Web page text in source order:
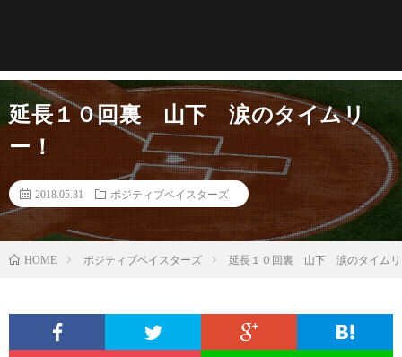
延長１０回裏 山下 涙のタイムリ
ー！
2018.05.31 ポジティブベイスターズ
HOME ポジティブベイスターズ 延長１０回裏 山下 涙のタイムリ